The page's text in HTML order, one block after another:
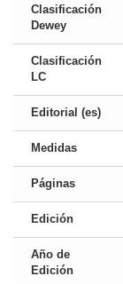
Clasificación
Dewey
Clasificación
LC
Editorial (es)
Medidas
Páginas
Edición
Año de
Edición